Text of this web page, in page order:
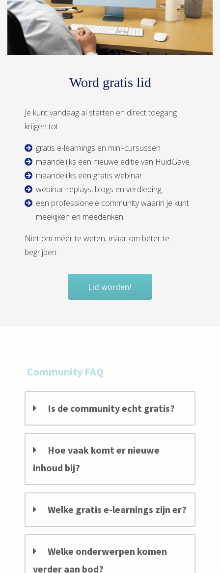
Word gratis lid
Je kunt vandaag al starten en direct toegang
krijgen tot:
gratis e-learnings en mini-cursussen
maandelijks een nieuwe editie van HuidGave
maandelijks een gratis webinar
webinar-replays, blogs en verdieping
een professionele community waarin je kunt
meekijken en meedenken
Niet om méér te weten, maar om beter te
begrijpen.
Lid worden!
Community FAQ
Is de community echt gratis?
Hoe vaak komt er nieuwe
inhoud bij?
Welke gratis e-learnings zijn er?
Welke onderwerpen komen
verder aan bod?